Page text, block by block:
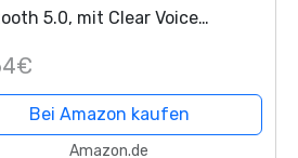
5.0, mit Clear Voice
Non-Stop Spielzeit und bis
Stunden dank Charging...
Bei Amazon kaufen
Amazon.de